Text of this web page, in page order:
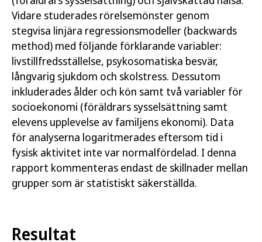
Vidare studerades rörelsemönster genom
stegvisa linjära regressionsmodeller (backwards
method) med följande förklarande variabler:
livstillfredsställelse, psykosomatiska besvär,
långvarig sjukdom och skolstress. Dessutom
inkluderades ålder och kön samt två variabler för
socioekonomi (föräldrars sysselsättning samt
elevens upplevelse av familjens ekonomi). Data
för analyserna logaritmerades eftersom tid i
fysisk aktivitet inte var normalfördelad. I denna
rapport kommenteras endast de skillnader mellan
grupper som är statistiskt säkerställda.
Resultat